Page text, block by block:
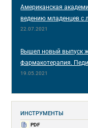
Американская
ведению младенцев с
22.07.2021
Вышел новый выпуск
фармакотерапия.
19.05.2021
ИНСТРУМЕНТЫ
PDF